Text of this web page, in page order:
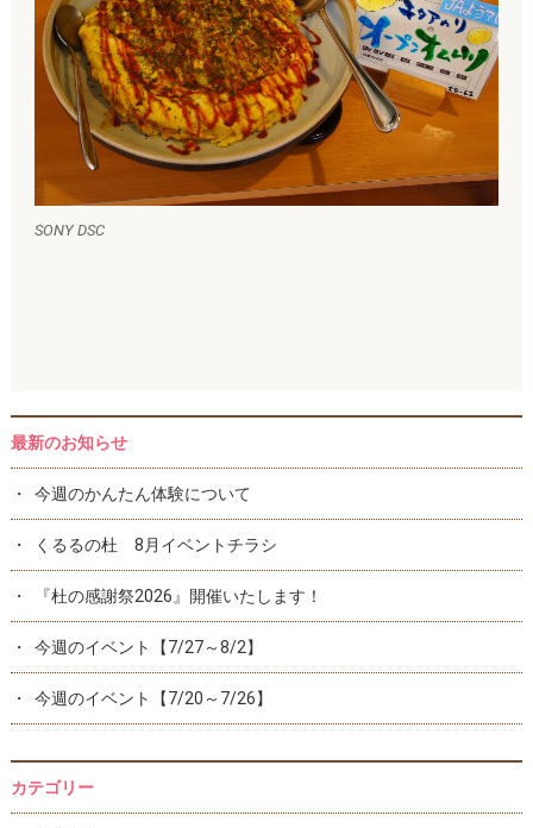
SONY DSC
最新のお知らせ
今週のかんたん体験について
くるるの杜 8月イベントチラシ
『杜の感謝祭2026』開催いたします！
今週のイベント【7/27～8/2】
今週のイベント【7/20～7/26】
カテゴリー